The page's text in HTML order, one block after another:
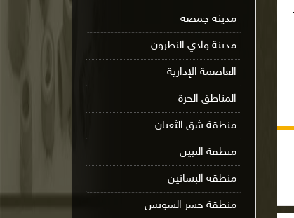
مدينة جمصة
مدينة وادي النطرون
العاصمة الإدارية
المناطق الحرة
منطقة شق الثعبان
منطقة التبين
منطقة البساتين
منطقة جسر السويس